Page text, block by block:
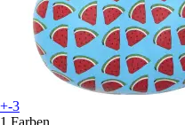
+-3
1 Farben